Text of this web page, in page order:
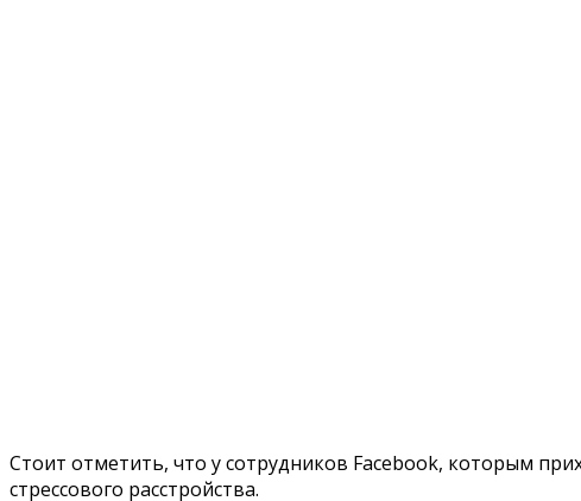
Стоит отметить, что у сотрудников Facebook, которым
стрессового расстройства.